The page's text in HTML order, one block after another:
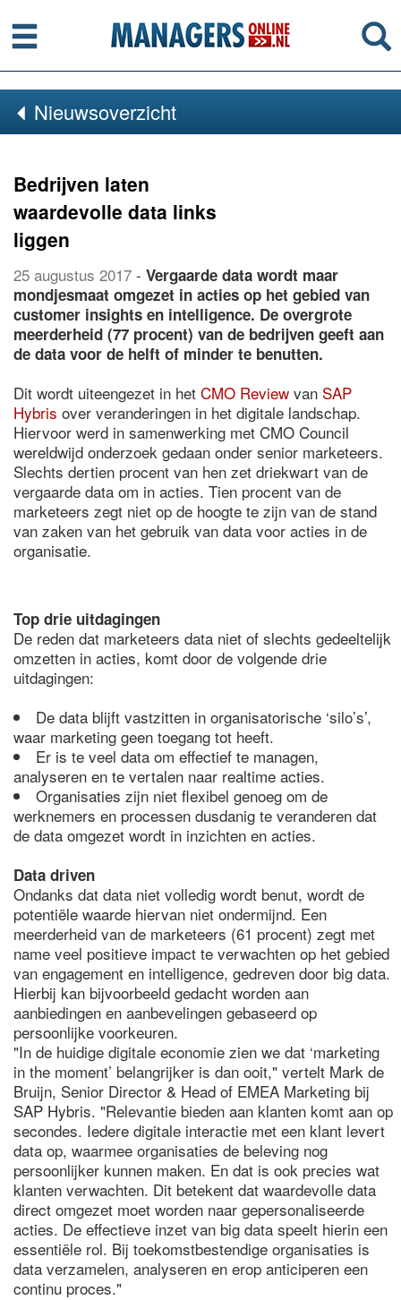
Menu
Nieuwsoverzicht
Bedrijven laten
waardevolle data links
liggen
25 augustus 2017 - Vergaarde data wordt maar
mondjesmaat omgezet in acties op het gebied van
customer insights en intelligence. De overgrote
meerderheid (77 procent) van de bedrijven geeft aan
de data voor de helft of minder te benutten.
Dit wordt uiteengezet in het CMO Review van SAP
Hybris over veranderingen in het digitale landschap.
Hiervoor werd in samenwerking met CMO Council
wereldwijd onderzoek gedaan onder senior marketeers.
Slechts dertien procent van hen zet driekwart van de
vergaarde data om in acties. Tien procent van de
marketeers zegt niet op de hoogte te zijn van de stand
van zaken van het gebruik van data voor acties in de
organisatie.
Top drie uitdagingen
De reden dat marketeers data niet of slechts gedeeltelijk
omzetten in acties, komt door de volgende drie
uitdagingen:
De data blijft vastzitten in organisatorische ‘silo’s’,
waar marketing geen toegang tot heeft.
Er is te veel data om effectief te managen,
analyseren en te vertalen naar realtime acties.
Organisaties zijn niet flexibel genoeg om de
werknemers en processen dusdanig te veranderen dat
de data omgezet wordt in inzichten en acties.
Data driven
Ondanks dat data niet volledig wordt benut, wordt de
potentiële waarde hiervan niet ondermijnd. Een
meerderheid van de marketeers (61 procent) zegt met
name veel positieve impact te verwachten op het gebied
van engagement en intelligence, gedreven door big data.
Hierbij kan bijvoorbeeld gedacht worden aan
aanbiedingen en aanbevelingen gebaseerd op
persoonlijke voorkeuren.
"In de huidige digitale economie zien we dat ‘marketing
in the moment’ belangrijker is dan ooit," vertelt Mark de
Bruijn, Senior Director & Head of EMEA Marketing bij
SAP Hybris. "Relevantie bieden aan klanten komt aan op
secondes. Iedere digitale interactie met een klant levert
data op, waarmee organisaties de beleving nog
persoonlijker kunnen maken. En dat is ook precies wat
klanten verwachten. Dit betekent dat waardevolle data
direct omgezet moet worden naar gepersonaliseerde
acties. De effectieve inzet van big data speelt hierin een
essentiële rol. Bij toekomstbestendige organisaties is
data verzamelen, analyseren en erop anticiperen een
continu proces."